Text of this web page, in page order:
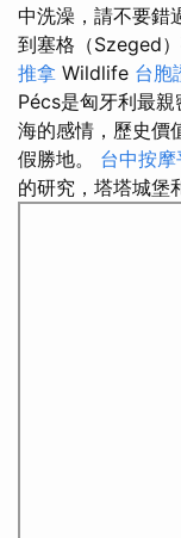
中洗澡，請不要錯
到塞格（Szeged
推拿 Wildlife 台胞
Pécs是匈牙利最親
海的感情，歷史價
假勝地。 台中按
的研究，塔塔城堡